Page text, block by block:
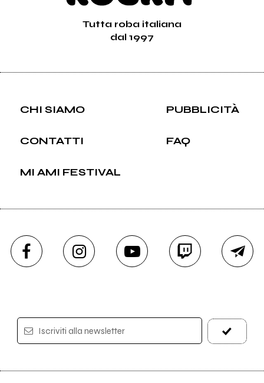
Tutta roba italiana
dal 1997
CHI SIAMO PUBBLICITÀ
CONTATTI FAQ
MI AMI FESTIVAL
Iscriviti alla newsletter